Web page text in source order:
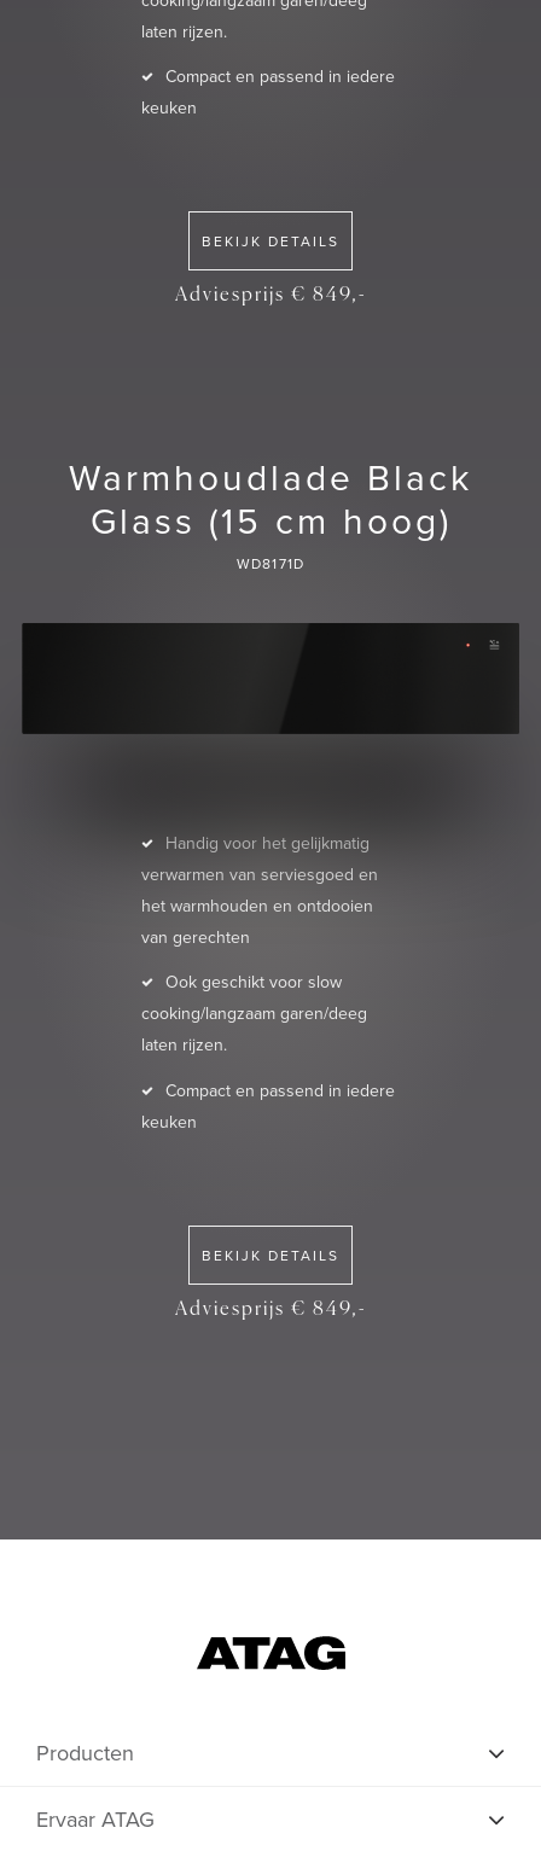
laten rijzen.
Compact en passend in iedere
keuken
BEKIJK DETAILS
Adviesprijs € 849,-
Warmhoudlade Black
Glass (15 cm hoog)
WD8171D
Handig voor het gelijkmatig
verwarmen van serviesgoed en
het warmhouden en ontdooien
van gerechten
Ook geschikt voor slow
cooking/langzaam garen/deeg
laten rijzen.
Compact en passend in iedere
keuken
BEKIJK DETAILS
Adviesprijs € 849,-
Producten
Ervaar ATAG